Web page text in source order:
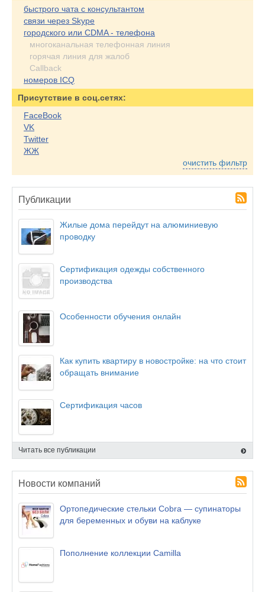
быстрого чата с консультантом
связи через Skype
городского или CDMA - телефона
многоканальная телефонная линия
горячая линия для жалоб
Callback
номеров ICQ
Присутствие в соц.сетях:
FaceBook
VK
Twitter
ЖЖ
очистить фильтр
Публикации
Жилые дома перейдут на алюминиевую
проводку
Сертификация одежды собственного
производства
Особенности обучения онлайн
Как купить квартиру в новостройке: на что стоит
обращать внимание
Сертификация часов
Читать все публикации
Новости компаний
Ортопедические стельки Cobra — супинаторы
для беременных и обуви на каблуке
Пополнение коллекции Camilla